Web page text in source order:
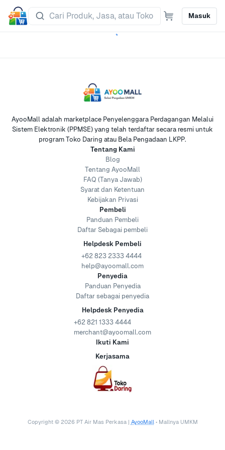
Masuk
AyooMall adalah marketplace Penyelenggara Perdagangan Melalui
Sistem Elektronik (PPMSE) yang telah terdaftar secara resmi untuk
program Toko Daring atau Bela Pengadaan LKPP.
Tentang Kami
Blog
Tentang AyooMall
FAQ (Tanya Jawab)
Syarat dan Ketentuan
Kebijakan Privasi
Pembeli
Panduan Pembeli
Daftar Sebagai pembeli
Helpdesk Pembeli
+62 823 2333 4444
help@ayoomall.com
Penyedia
Panduan Penyedia
Daftar sebagai penyedia
Helpdesk Penyedia
+62 821 1333 4444
merchant@ayoomall.com
Ikuti Kami
Kerjasama
Copyright © 2026 PT Air Mas Perkasa | AyooMall • Mallnya UMKM